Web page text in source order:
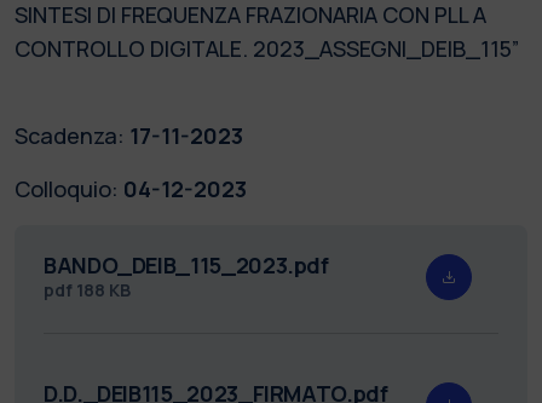
SINTESI DI FREQUENZA FRAZIONARIA CON PLL A
CONTROLLO DIGITALE. 2023_ASSEGNI_DEIB_115”
Scadenza: 17-11-2023
Colloquio: 04-12-2023
BANDO_DEIB_115_2023.pdf
pdf 188 KB
D.D._DEIB115_2023_FIRMATO.pdf